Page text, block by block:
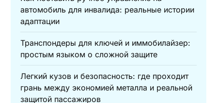
автомобиль для инвалида: реальные истории
адаптации
Транспондеры для ключей и иммобилайзер:
простым языком о сложной защите
Легкий кузов и безопасность: где проходит
грань между экономией металла и реальной
защитой пассажиров